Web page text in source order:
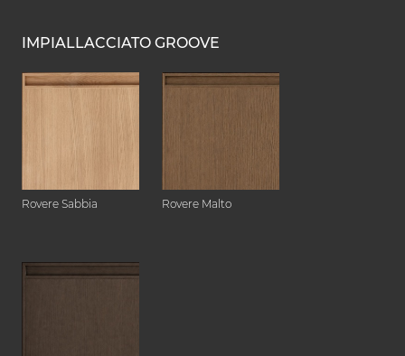
IMPIALLACCIATO GROOVE
Rovere Sabbia Rovere Malto